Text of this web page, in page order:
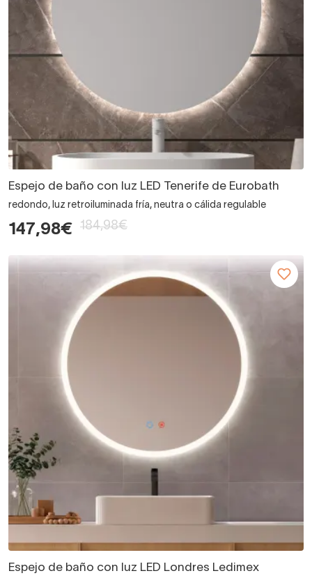
Espejo de baño con luz LED Tenerife de Eurobath
redondo, luz retroiluminada fría, neutra o cálida regulable
147,98€ 184,98€
Espejo de baño con luz LED Londres Ledimex